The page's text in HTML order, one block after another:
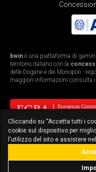
bwin è una piattaforma di
territorio italiano con la
delle Dogane e dei Monopoli -
maggiori informazioni consulta
bonus fino a
Cliccando su “Accetta tutti i
cookie sul dispositivo per
l'utilizzo del sito e assistere